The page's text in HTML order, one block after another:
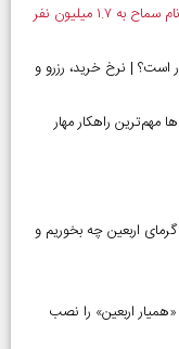
آغاز رسمی برنامه‌های اربعین ۱۴۰۵ در مرز‌ها | ثبت‌نام سماح به ۱.۷ میلیون نفر
بهشت زهرا (س) در سال ۱۴۰۵ چقدر است؟ | نرخ خرید، رزرو و
مهم‌ترین راهکار مهار
برای زائران اربعین ۱۴۰۵ | در گرمای اربعین چه بخوریم و
اربعین» را نصب